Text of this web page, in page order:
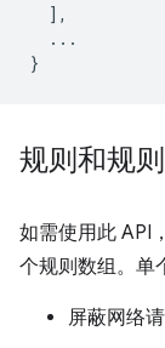
],
...
}
规则和规
如需使用此 API
个规则数组。单
屏蔽网络请